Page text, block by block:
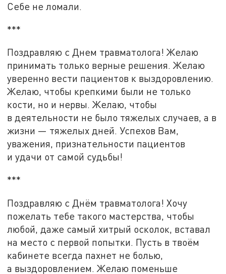
Себе не ломали.
***
Поздравляю с Днем травматолога! Желаю
принимать только верные решения. Желаю
уверенно вести пациентов к выздоровлению.
Желаю, чтобы крепкими были не только
кости, но и нервы. Желаю, чтобы
в деятельности не было тяжелых случаев, а в
жизни — тяжелых дней. Успехов Вам,
уважения, признательности пациентов
и удачи от самой судьбы!
***
Поздравляю с Днём травматолога! Хочу
пожелать тебе такого мастерства, чтобы
любой, даже самый хитрый осколок, вставал
на место с первой попытки. Пусть в твоём
кабинете всегда пахнет не болью,
а выздоровлением. Желаю поменьше